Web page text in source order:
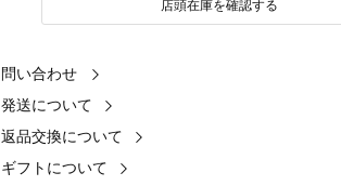
店頭在庫を確認する
問い合わせ
発送について
返品交換について
ギフトについて